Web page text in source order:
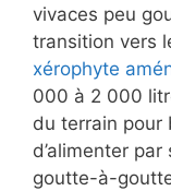
vivaces peu
transition vers
xérophyte
000 à 2 000
du terrain pour
d’alimenter
goutte-à-